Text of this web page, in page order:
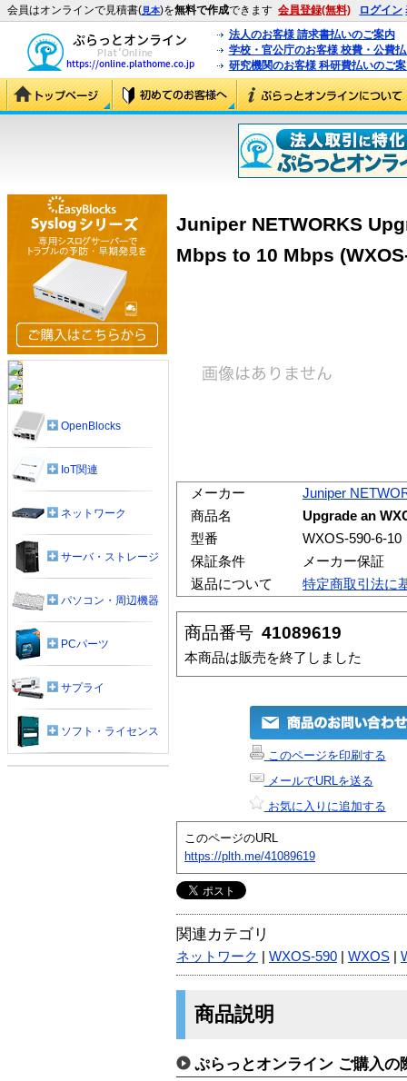
会員はオンラインで見積書(見本)を無料で作成できます 会員登録(無料) ログイン
法人のお客様 請求書払いのご案内
学校・官公庁のお客様 校費・公費
研究機関のお客様 科研費払いのご
Juniper NETWORKS
Mbps to 10 Mbps
メーカー
Juniper
商品名
Upgrade an
型番
WXOS-590-6-10
保証条件
メーカー保証
返品について
特定商取引法に
商品番号 41089619
本商品は販売を終了しました
このページを印刷する
メールでURLを送る
お気に入りに追加する
このページのURL
https://plth.me/41089619
関連カテゴリ
ネットワーク WXOS-590 WXOS
商品説明
ぷらっとオンライン ご購入の
OpenBlocks
IoT関連
ネットワーク
サーバ・ストレージ
パソコン・周辺機器
PCパーツ
サプライ
ソフト・ライセンス